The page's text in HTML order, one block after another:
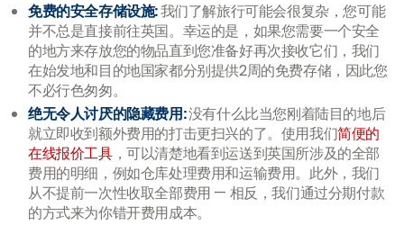
免费的安全存储设施:我们了解旅行可能会很复杂，您可能
并不总是直接前往英国。幸运的是，如果您需要一个安全
的地方来存放您的物品直到您准备好再次接收它们，我们
在始发地和目的地国家都分别提供2周的免费存储 ，因此您
不必行色匆匆。
绝无令人讨厌的隐藏费用:没有什么比当您刚着陆目的地后
就立即收到额外费用的打击更扫兴的了。使用我们简便的
在线报价工具，可以清楚地看到运送到英国所涉及的全部
费用的明细，例如仓库处理费用和运输费用。此外，我们
从不提前一次性收取全部费用 — 相反，我们通过分期付款
的方式来为你错开费用成本。